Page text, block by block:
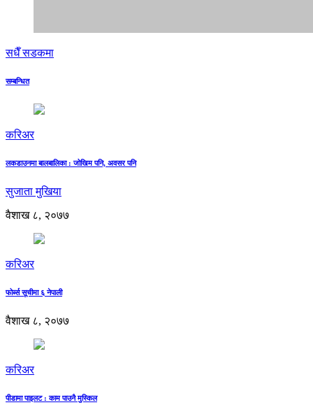
सधैँ सडकमा
सम्बन्धित
करिअर
लकडाउनमा बालबालिका : जोखिम पनि, अवसर पनि
सुजाता मुखिया
वैशाख ८, २०७७
करिअर
फोर्ब्स सूचीमा ६ नेपाली
वैशाख ८, २०७७
करिअर
पीडामा पाइलट : काम पाउनै मुस्किल